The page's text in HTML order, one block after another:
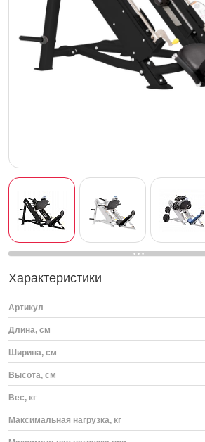
Характеристики
Артикул
Длина, см
Ширина, см
Высота, см
Вес, кг
Максимальная нагрузка, кг